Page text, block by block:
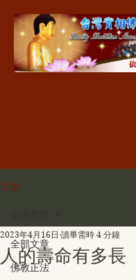
文章
全部文章
佛教正法
人的壽命有多長
2023年4月16日 讀畢需時 4 分鐘